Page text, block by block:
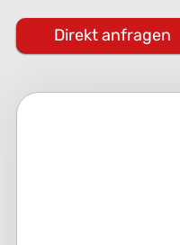
Direkt anfragen